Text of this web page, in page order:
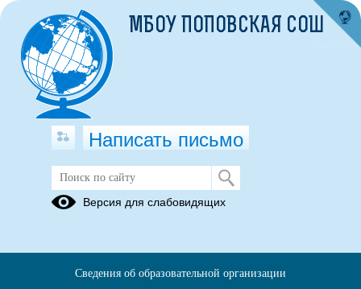
ШКОЛЬНЫЙ ТЕАТР
МБОУ ПОПОВСКАЯ СОШ
Написать письмо
Версия для слабовидящих
Сведения об образовательной организации